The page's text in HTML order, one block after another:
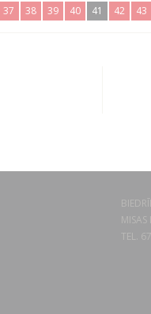
37 38 39 40 41 42 43
TEL.